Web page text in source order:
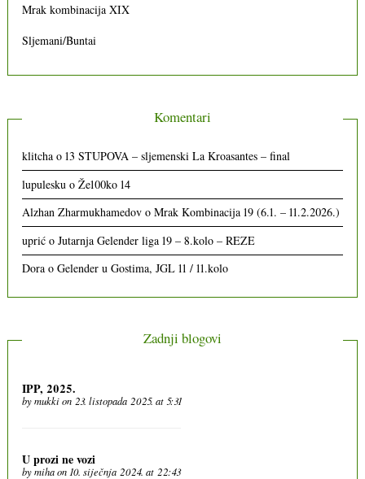
Mrak kombinacija XIX
Sljemani/Buntai
Komentari
klitcha o13 STUPOVA – sljemenski La Kroasantes – final
lupulesku oŽe100ko 14
Alzhan Zharmukhamedov oMrak Kombinacija 19 (6.1. – 11.2.2026.)
uprić oJutarnja Gelender liga 19 – 8.kolo – REZE
Dora oGelender u Gostima, JGL 11 / 11.kolo
Zadnji blogovi
IPP, 2025.
bymukkion 23. listopada 2025. at 5:31
U prozi ne vozi
bymihaon 10. siječnja 2024. at 22:43